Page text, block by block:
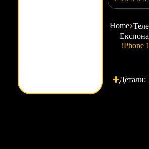
Home
iPhone
Детали: